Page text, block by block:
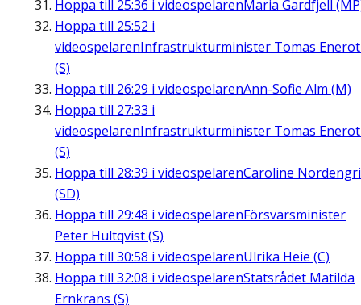
Hoppa till 25:36 i videospelarenMaria Gardfjell
Hoppa till 25:52 i
videospelarenInfrastrukturminister Tomas
(S)
Hoppa till 26:29 i videospelarenAnn-Sofie Alm (M)
Hoppa till 27:33 i
videospelarenInfrastrukturminister Tomas
(S)
Hoppa till 28:39 i videospelarenCaroline
(SD)
Hoppa till 29:48 i videospelarenFörsvarsminister
Peter Hultqvist (S)
Hoppa till 30:58 i videospelarenUlrika Heie (C)
Hoppa till 32:08 i videospelarenStatsrådet Matilda
Ernkrans (S)